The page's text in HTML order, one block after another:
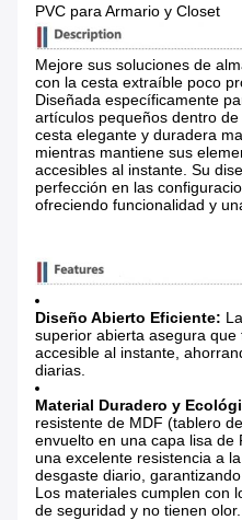
PVC para Armario y Closet
Mejore sus soluciones de
con la cesta extraíble poco
Diseñada específicamente
artículos pequeños dentro
cesta elegante y duradera
mientras mantiene sus
accesibles al instante. Su
perfección en las
ofreciendo funcionalidad y
Diseño Abierto Eficiente:
superior abierta asegura
accesible al instante,
diarias.
Material Duradero y
resistente de MDF (tablero
envuelto en una capa lisa de
una excelente resistencia a
desgaste diario,
Los materiales cumplen con
de seguridad y no tienen olor.